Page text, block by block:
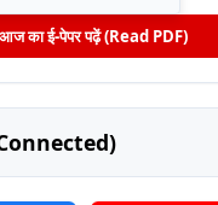
का ई-पेपर पढ़ें (Read PDF)